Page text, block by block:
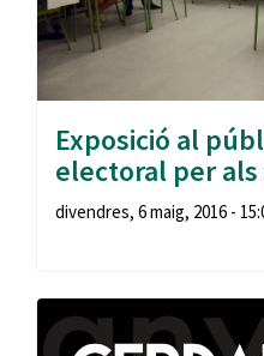
Exposició al
electoral per als
divendres, 6 maig, 2016 -